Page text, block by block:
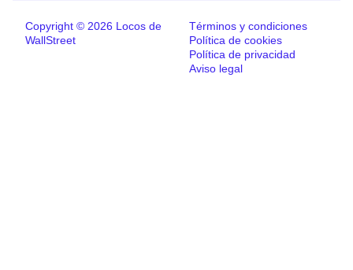
Copyright © 2026 Locos de
WallStreet
Términos y condiciones
Política de cookies
Política de privacidad
Aviso legal